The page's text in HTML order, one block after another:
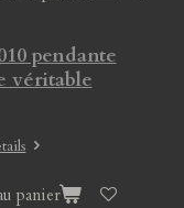
pendante
véritable
panier